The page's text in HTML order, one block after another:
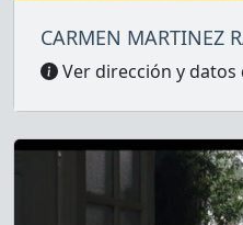
CARMEN MARTINEZ
Ver dirección y datos